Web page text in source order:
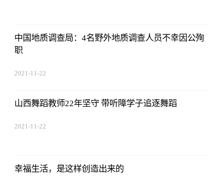
中国地质调查局：4名野外地质调查人员不幸因公殉
职
2021-11-22
山西舞蹈教师22年坚守 带听障学子追逐舞蹈
2021-11-22
幸福生活，是这样创造出来的